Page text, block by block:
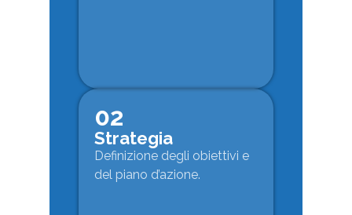
02
Strategia
Definizione degli obiettivi e
del piano d’azione.